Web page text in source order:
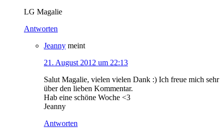
LG Magalie
Antworten
Jeanny meint
21. August 2012 um 22:13
Salut Magalie, vielen vielen Dank :) Ich freue mich sehr
über den lieben Kommentar.
Hab eine schöne Woche <3
Jeanny
Antworten